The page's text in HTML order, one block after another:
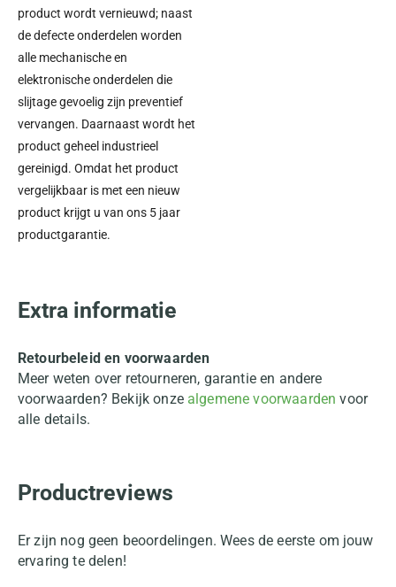
product wordt vernieuwd; naast
de defecte onderdelen worden
alle mechanische en
elektronische onderdelen die
slijtage gevoelig zijn preventief
vervangen. Daarnaast wordt het
product geheel industrieel
gereinigd. Omdat het product
vergelijkbaar is met een nieuw
product krijgt u van ons 5 jaar
productgarantie.
Extra informatie
Retourbeleid en voorwaarden
Meer weten over retourneren, garantie en andere
voorwaarden? Bekijk onze algemene voorwaarden voor
alle details.
Productreviews
Er zijn nog geen beoordelingen. Wees de eerste om jouw
ervaring te delen!